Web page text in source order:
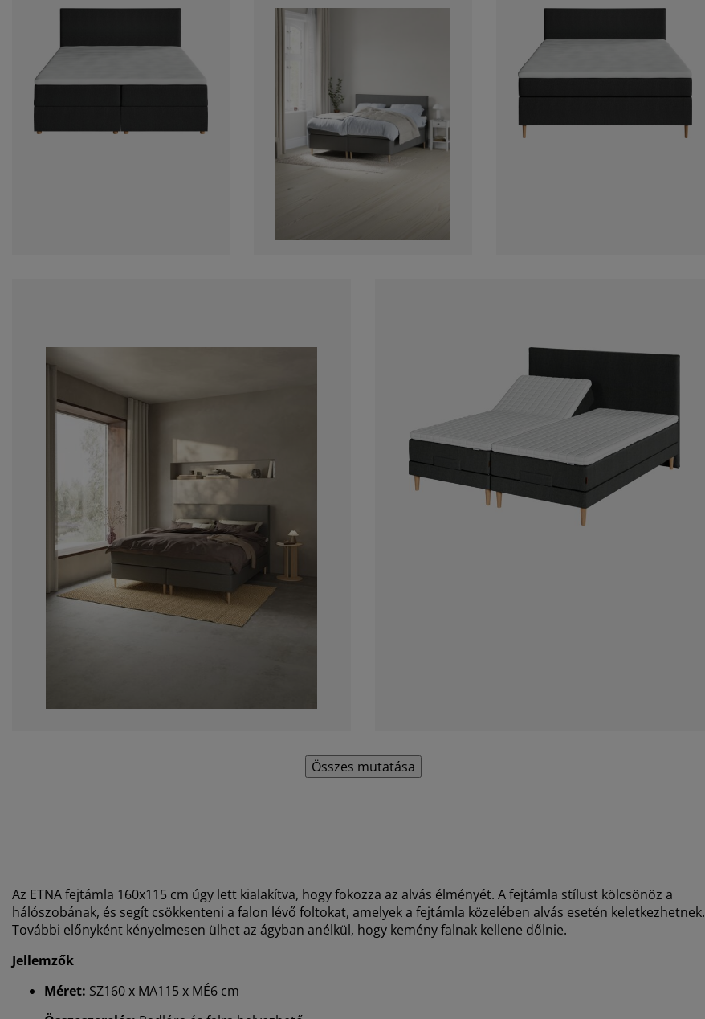
Összes mutatása
Az ETNA fejtámla 160x115 cm úgy lett kialakítva, hogy fokozza az alvás élményét. A fejtámla stílust kölcsönöz a
hálószobának, és segít csökkenteni a falon lévő foltokat, amelyek a fejtámla közelében alvás esetén keletkezhetnek.
További előnyként kényelmesen ülhet az ágyban anélkül, hogy kemény falnak kellene dőlnie.
Jellemzők
Méret: SZ160 x MA115 x MÉ6 cm